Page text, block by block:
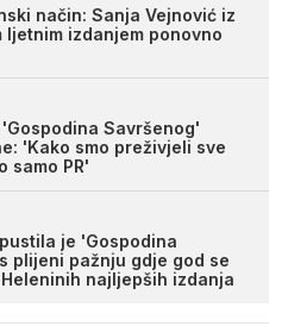
način: Sanja Vejnović iz
izdanjem ponovno
Savršenog'
'Kako smo preživjeli sve
samo PR'
je 'Gospodina
plijeni pažnju gdje god se
najljepših izdanja